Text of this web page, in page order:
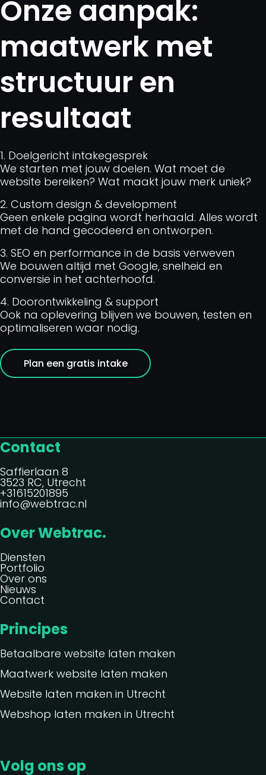
Onze aanpak:
maatwerk met
structuur en
resultaat
1. Doelgericht intakegesprek
We starten met jouw doelen. Wat moet de
website bereiken? Wat maakt jouw merk uniek?
2. Custom design & development
Geen enkele pagina wordt herhaald. Alles wordt
met de hand gecodeerd en ontworpen.
3. SEO en performance in de basis verweven
We bouwen altijd met Google, snelheid en
conversie in het achterhoofd.
4. Doorontwikkeling & support
Ook na oplevering blijven we bouwen, testen en
optimaliseren waar nodig.
Plan een gratis intake
Contact
Saffierlaan 8
3523 RC, Utrecht
+31615201895
info@webtrac.nl
Over Webtrac.
Diensten
Portfolio
Over ons
Nieuws
Contact
Principes
Betaalbare website laten maken
Maatwerk website laten maken
Website laten maken in Utrecht
Webshop laten maken in Utrecht
Volg ons op